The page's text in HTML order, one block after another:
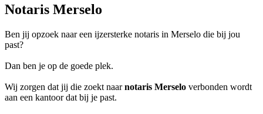
Notaris Merselo
Ben jij opzoek naar een ijzersterke notaris in Merselo die bij jou
past?
Dan ben je op de goede plek.
Wij zorgen dat jij die zoekt naarnotaris Merselo verbonden wordt
aan een kantoor dat bij je past.